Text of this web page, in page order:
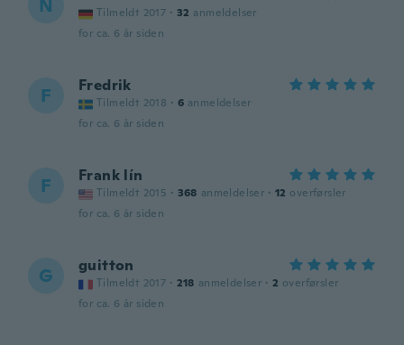
N Tilmeldt 2017 · 32 anmeldelser
for ca. 6 år siden
F Fredrik
Tilmeldt 2018 · 6 anmeldelser
for ca. 6 år siden
F Frank lín
Tilmeldt 2015 · 368 anmeldelser · 12 overførsler
for ca. 6 år siden
G guitton
Tilmeldt 2017 · 218 anmeldelser · 2 overførsler
for ca. 6 år siden